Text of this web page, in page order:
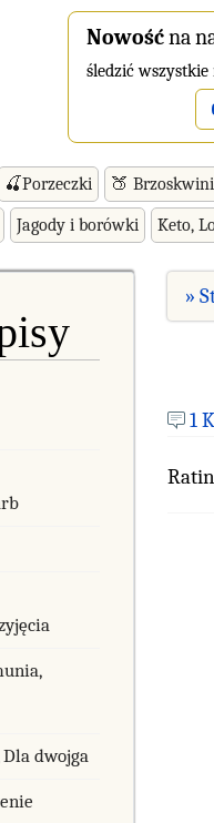
Nowośćna
śledzić
🍒Porzeczki 🍑
Jagody i borówki Keto,
dwojga
»
1